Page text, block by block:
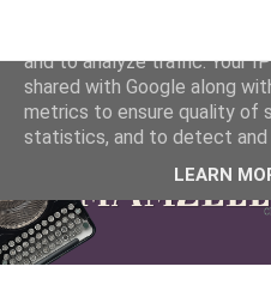
This site uses cookies
and to analyze traffic. Your
shared with Google along
metrics to ensure quality of
statistics, and to detect and
LEARN